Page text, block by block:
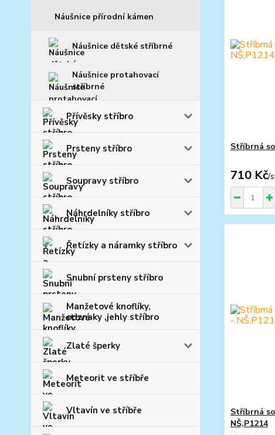
Náušnice přírodní kámen
Náušnice dětské stříbrné
Náušnice protahovací
stříbrné
Přívěsky stříbro
Prsteny stříbro
Soupravy stříbro
Náhrdelníky stříbro
Řetízky a náramky stříbro
Snubní prsteny stříbro
Manžetové knoflíky,
odznaky ,jehly stříbro
Zlaté šperky
Meteorit ve stříbře
Vltavín ve stříbře
Stříbrná
710 Kč/
Stříbrná
NŠ,P1214